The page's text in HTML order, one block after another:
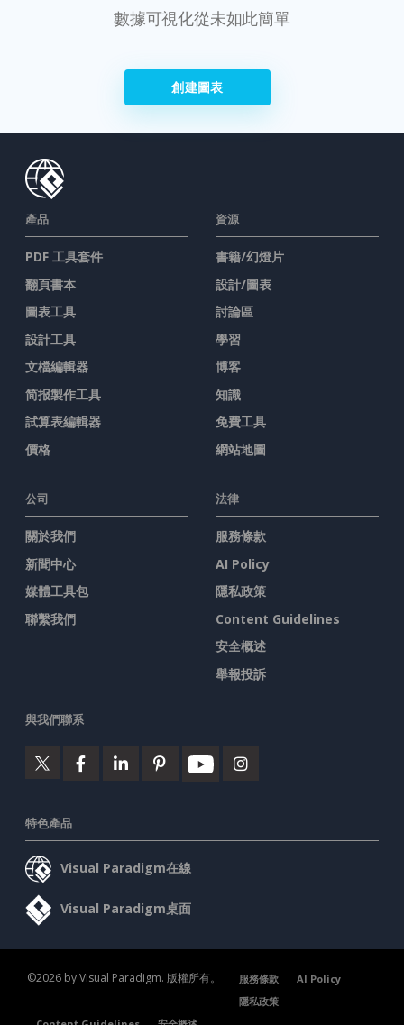
數據可視化從未如此簡單
創建圖表
產品
PDF 工具套件
翻頁書本
圖表工具
設計工具
文檔編輯器
简报製作工具
試算表編輯器
價格
資源
書籍/幻燈片
設計/圖表
討論區
學習
博客
知識
免費工具
網站地圖
公司
關於我們
新聞中心
媒體工具包
聯繫我們
法律
服務條款
AI Policy
隱私政策
Content Guidelines
安全概述
舉報投訴
與我們聯系
特色產品
Visual Paradigm在線
Visual Paradigm桌面
©2026 by Visual Paradigm. 版權所有。 服務條款
AI Policy
隱私政策